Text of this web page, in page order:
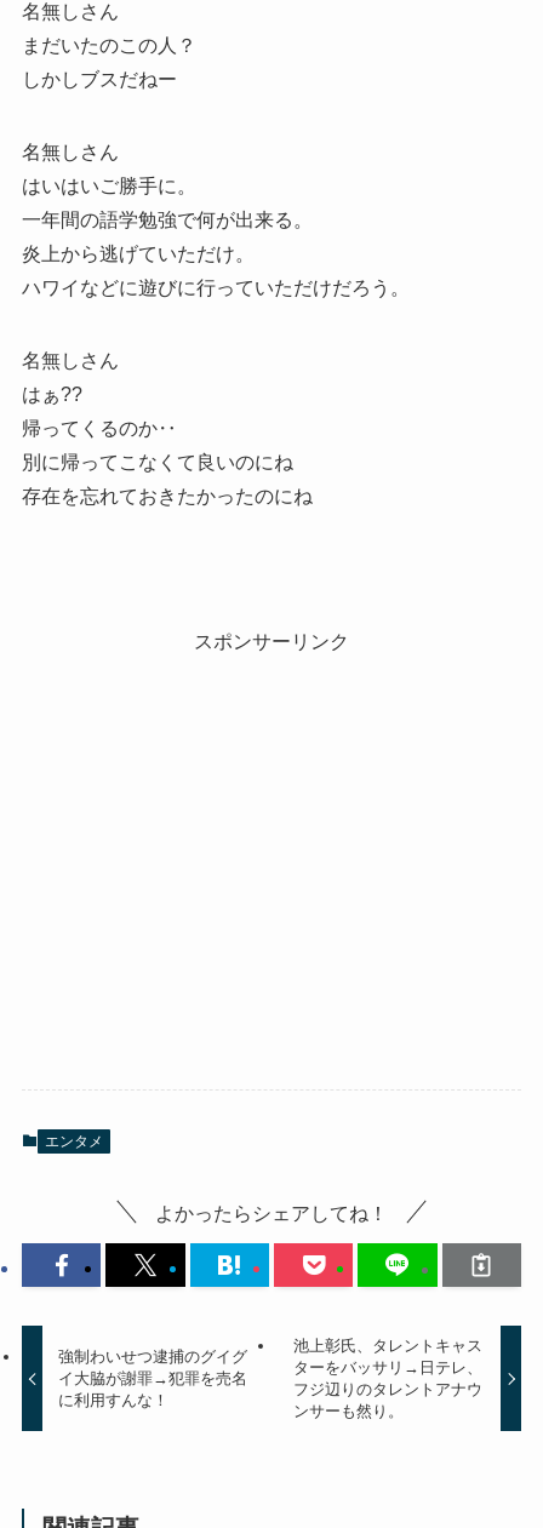
名無しさん
まだいたのこの人？
しかしブスだねー
名無しさん
はいはいご勝手に。
一年間の語学勉強で何が出来る。
炎上から逃げていただけ。
ハワイなどに遊びに行っていただけだろう。
名無しさん
はぁ??
帰ってくるのか‥
別に帰ってこなくて良いのにね
存在を忘れておきたかったのにね
スポンサーリンク
エンタメ
よかったらシェアしてね！
強制わいせつ逮捕のグイグ
イ大脇が謝罪→犯罪を売名
に利用すんな！
池上彰氏、タレントキャス
ターをバッサリ→日テレ、
フジ辺りのタレントアナウ
ンサーも然り。